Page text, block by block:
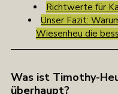
Richtwerte für
Unser Fazit:
Wiesenheu die
Was ist Timothy-
überhaupt?